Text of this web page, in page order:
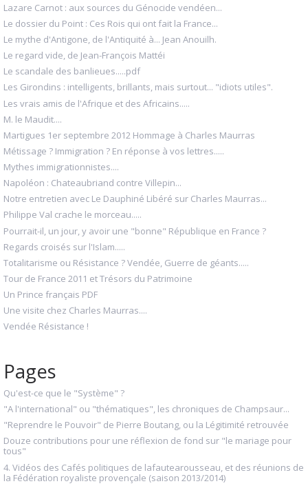
Lazare Carnot : aux sources du Génocide vendéen...
Le dossier du Point : Ces Rois qui ont fait la France...
Le mythe d'Antigone, de l'Antiquité à... Jean Anouilh.
Le regard vide, de Jean-François Mattéi
Le scandale des banlieues.....pdf
Les Girondins : intelligents, brillants, mais surtout... "idiots utiles".
Les vrais amis de l'Afrique et des Africains.....
M. le Maudit....
Martigues 1er septembre 2012 Hommage à Charles Maurras
Métissage ? Immigration ? En réponse à vos lettres.....
Mythes immigrationnistes....
Napoléon : Chateaubriand contre Villepin...
Notre entretien avec Le Dauphiné Libéré sur Charles Maurras...
Philippe Val crache le morceau.....
Pourrait-il, un jour, y avoir une "bonne" République en France ?
Regards croisés sur l'Islam.....
Totalitarisme ou Résistance ? Vendée, Guerre de géants.....
Tour de France 2011 et Trésors du Patrimoine
Un Prince français PDF
Une visite chez Charles Maurras....
Vendée Résistance !
Pages
Qu'est-ce que le "Système" ?
"A l'international" ou "thématiques", les chroniques de Champsaur...
"Reprendre le Pouvoir" de Pierre Boutang, ou la Légitimité retrouvée
Douze contributions pour une réflexion de fond sur "le mariage pour
tous"
4. Vidéos des Cafés politiques de lafautearousseau, et des réunions de
la Fédération royaliste provençale (saison 2013/2014)